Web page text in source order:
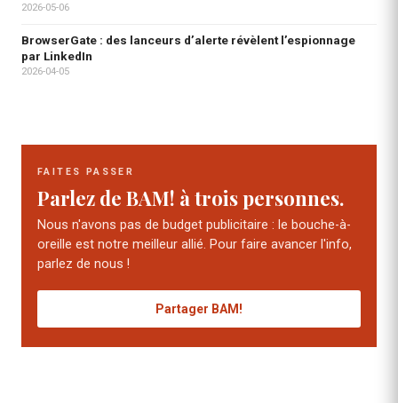
2026-05-06
BrowserGate : des lanceurs d’alerte révèlent l’espionnage
par LinkedIn
2026-04-05
FAITES PASSER
Parlez de BAM! à trois personnes.
Nous n'avons pas de budget publicitaire : le bouche-à-
oreille est notre meilleur allié. Pour faire avancer l'info,
parlez de nous !
Partager BAM!